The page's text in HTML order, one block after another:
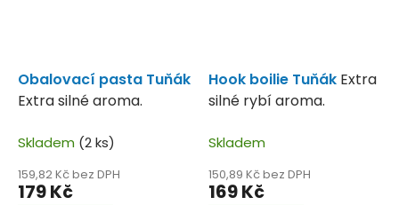
Obalovací pasta Tuňák
Extra silné aroma.
Skladem (2 ks)
159,82 Kč bez DPH
179 Kč
Hook boilie Tuňák Extra
silné rybí aroma.
Skladem
150,89 Kč bez DPH
169 Kč